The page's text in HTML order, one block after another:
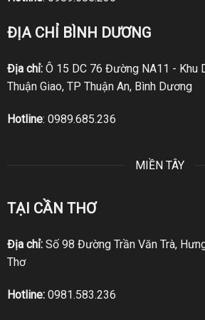
ĐỊA CHỈ BÌNH DƯƠNG
Địa chỉ:Ô 15 DC 76 Đường NA11 - Khu
Thuận Giao, TP Thuận An, Bình Dương
Hotline: 0989.685.236
MIỀN TÂY
TẠI CẦN THƠ
Địa chỉ:Số 98 Đường Trần Văn Trà,
Thơ
Hotline: 0981.583.236